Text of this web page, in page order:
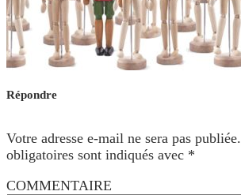
Répondre
Votre adresse e-mail ne sera pas publiée.
obligatoires sont indiqués avec *
COMMENTAIRE